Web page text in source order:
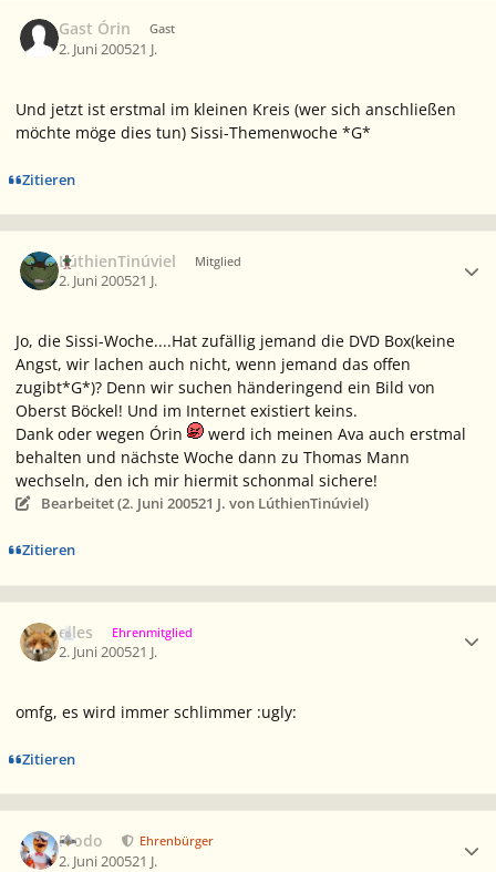
Gast Órin Gast
2. Juni 200521 J.
Und jetzt ist erstmal im kleinen Kreis (wer sich anschließen
möchte möge dies tun) Sissi-Themenwoche *G*
Zitieren
LúthienTinúviel Mitglied
2. Juni 200521 J.
Jo, die Sissi-Woche....Hat zufällig jemand die DVD Box(keine
Angst, wir lachen auch nicht, wenn jemand das offen
zugibt*G*)? Denn wir suchen händeringend ein Bild von
Oberst Böckel! Und im Internet existiert keins.
Dank oder wegen Órin
werd ich meinen Ava auch erstmal
behalten und nächste Woche dann zu Thomas Mann
wechseln, den ich mir hiermit schonmal sichere!
Bearbeitet (2. Juni 200521 J. von LúthienTinúviel)
Zitieren
elles Ehrenmitglied
2. Juni 200521 J.
omfg, es wird immer schlimmer :ugly:
Zitieren
Frodo Ehrenbürger
2. Juni 200521 J.